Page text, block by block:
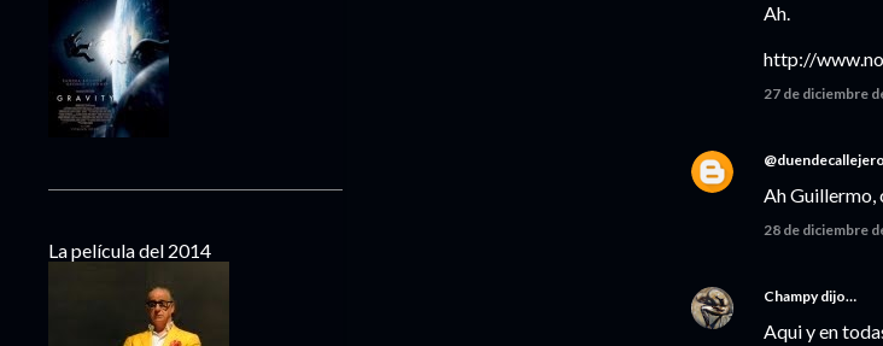
Ah.
http://
27 de diciembre
@duendecallejero
Ah Guillermo,
28 de diciembre
Champydijo…
Aqui y en
La película del 2014